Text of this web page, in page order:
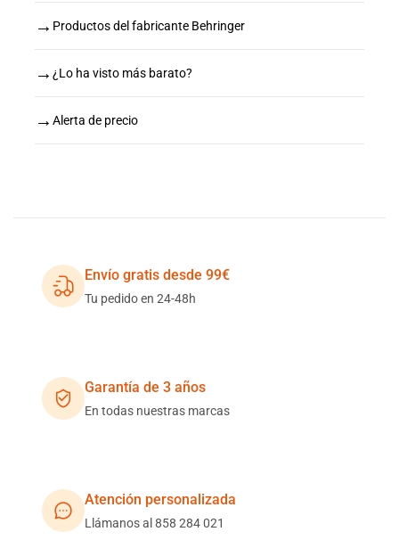
→ Productos del fabricante Behringer
→ ¿Lo ha visto más barato?
→ Alerta de precio
Envío gratis desde 99€
Tu pedido en 24-48h
Garantía de 3 años
En todas nuestras marcas
Atención personalizada
Llámanos al 858 284 021